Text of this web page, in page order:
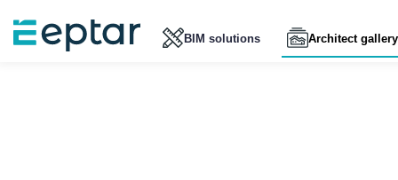
BIM solutions Architect gallery